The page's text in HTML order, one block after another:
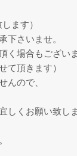
ます）
下さいませ。
場合もござい
て頂きます）
んので、
しくお願い致しま